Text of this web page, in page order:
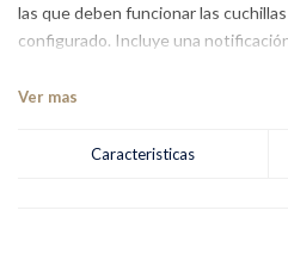
las que deben funcionar las
configurado. Incluye una
programa y la consistencia deseada
obtener la textura perfecta! La
Ver mas
Caracteristicas